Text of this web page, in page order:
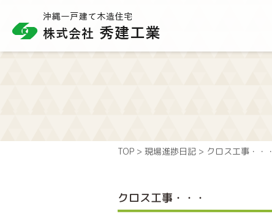
TOP > 現場進捗日記 > クロス工事・・・
クロス工事・・・